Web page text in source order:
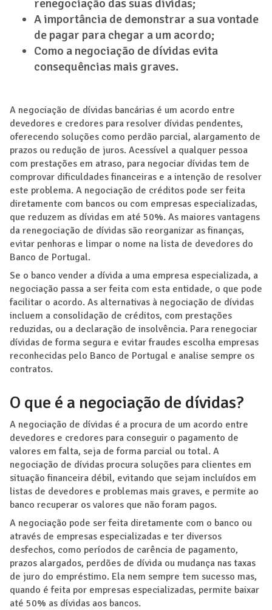
renegociação das suas dívidas;
A importância de demonstrar a sua vontade
de pagar para chegar a um acordo;
Como a negociação de dívidas evita
consequências mais graves.
A negociação de dívidas bancárias é um acordo entre
devedores e credores para resolver dívidas pendentes,
oferecendo soluções como perdão parcial, alargamento de
prazos ou redução de juros. Acessível a qualquer pessoa
com prestações em atraso, para negociar dívidas tem de
comprovar dificuldades financeiras e a intenção de resolver
este problema. A negociação de créditos pode ser feita
diretamente com bancos ou com empresas especializadas,
que reduzem as dívidas em até 50%. As maiores vantagens
da renegociação de dívidas são reorganizar as finanças,
evitar penhoras e limpar o nome na lista de devedores do
Banco de Portugal.
Se o banco vender a dívida a uma empresa especializada, a
negociação passa a ser feita com esta entidade, o que pode
facilitar o acordo. As alternativas à negociação de dívidas
incluem a consolidação de créditos, com prestações
reduzidas, ou a declaração de insolvência. Para renegociar
dívidas de forma segura e evitar fraudes escolha empresas
reconhecidas pelo Banco de Portugal e analise sempre os
contratos.
O que é a negociação de dívidas?
A negociação de dívidas é a procura de um acordo entre
devedores e credores para conseguir o pagamento de
valores em falta, seja de forma parcial ou total. A
negociação de dívidas procura soluções para clientes em
situação financeira débil, evitando que sejam incluídos em
listas de devedores e problemas mais graves, e permite ao
banco recuperar os valores que não foram pagos.
A negociação pode ser feita diretamente com o banco ou
através de empresas especializadas e ter diversos
desfechos, como períodos de carência de pagamento,
prazos alargados, perdões de dívida ou mudança nas taxas
de juro do empréstimo. Ela nem sempre tem sucesso mas,
quando é feita por empresas especializadas, permite baixar
até 50% as dívidas aos bancos.